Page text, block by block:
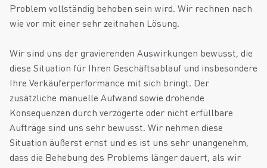
Problem vollständig behoben sein wird. Wir rechnen nach
wie vor mit einer sehr zeitnahen Lösung.
Wir sind uns der gravierenden Auswirkungen bewusst, die
diese Situation für Ihren Geschäftsablauf und insbesondere
Ihre Verkäuferperformance mit sich bringt. Der
zusätzliche manuelle Aufwand sowie drohende
Konsequenzen durch verzögerte oder nicht erfüllbare
Aufträge sind uns sehr bewusst. Wir nehmen diese
Situation äußerst ernst und es ist uns sehr unangenehm,
dass die Behebung des Problems länger dauert, als wir